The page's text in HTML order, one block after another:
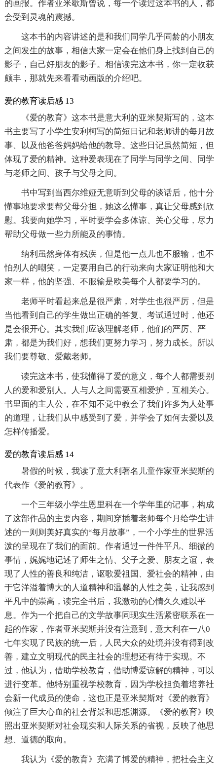
的画报。作者亚米歇斯曾说，每一个读过这本书的人，都
会受到灵魂的震撼。
这本书的内容讲述的是和我们同学几乎同龄的小朋友
之间发生的故事，相信大家一定会在他们身上找到自己的
影子，自己好朋友的影子。相信读完这本书，你一定收获
颇丰，那就先来看看动画版的介绍吧。
爱的教育读后感 13
《爱的教育》这本书是意大利的亚米契斯写的，这本
书主要写了小学生安利柯写的简短日记和老师讲的每月故
事、以及他爸爸妈妈给他的教导。这些日记虽然简短，但
体现了爱的精神。这种爱表现在了同学与同学之间、同学
与老师之间、孩子与父母之间。
书中写到当西尔维娅无意听到父母的谈话后，他十分
懂事地要求要帮父母分担，她这么懂事，真让父母感到欣
慰。我要向她学习，平时要学会多体谅、关心父母，尽力
帮助父母做一些力所能及的事情。
纳利虽然身体有残疾，但是他一点儿也不服输，也不
怕别人的嘲笑，一定要用自己的行动来向大家证明他和大
家一样，他的坚强、不服输是欧美每个人都要学习的。
老师平时看起来总是很严肃，对学生也很严厉，但是
当他看到自己的学生做出正确的答复、考试通过时，他还
是会很开心。其实我们应该理解老师，他们的严厉、严
肃，都是为我们好，想我们更努力学习，努力成长。所以
我们要尊敬、爱戴老师。
读完这本书，使我懂得了爱的意义，每个人都需要别
人的爱和爱别人。人与人之间需要互相爱护，互相关心。
书里面的主人公，在不知不觉中教会了我们许多为人处事
的道理，让我们从中感受到了爱，并学会了如何去爱以及
怎样传播爱。
爱的教育读后感 14
暑假的时候，我读了意大利著名儿童作家亚米契斯的
代表作《爱的教育》。
一个三年级小学生恩里科在一个学年里的记事，构成
了这部作品的主要内容，期间穿插着老师每个月给学生讲
述的一则则美好真实的“每月故事”，一个小学生的世界活
泼的呈现在了我们的面前。作者通过一件件平凡、细微的
事情，娓娓地记述了师生之情、父子之爱、朋友之谊，表
现了人性的善良和纯洁，讴歌爱祖国、爱社会的精神，由
于它洋溢着博大的人道精神和温馨的人性之美，让我感到
平凡中的崇高，读完全书后，我激动的心情久久难以平
息。作为一个把自己的文学故事同现实生活紧密联系在一
起的作家，作者亚米契斯并没有注意到，意大利在一八0
七年实现了民族的统一后，人民大众的处境并没有得到改
善，建立文明现代的民主社会的理想还有待于实现。不
过，他认为，借助学校教育，借助博爱谅解的精神，可以
进行变革。他特别重视学校教育，因为学校担负着培养社
会新一代成员的使命，这也正是亚米契斯对《爱的教育》
倾注了巨大心血的社会背景和思想渊源。《爱的教育》映
照出亚米契斯对社会现实和人际关系的省视，反映了他思
想、道德的取向。
我认为《爱的教育》充满了博爱的精神，把社会主义